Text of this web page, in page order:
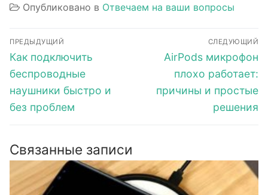
Опубликовано в Отвечаем на ваши вопросы
Навигация
по
записям
ПРЕДЫДУЩИЙ
Предыдущая
запись:
Как подключить
беспроводные
наушники быстро и
без проблем
СЛЕДУЮЩИЙ
Следующая
запись:
AirPods микрофон
плохо работает:
причины и простые
решения
Связанные записи